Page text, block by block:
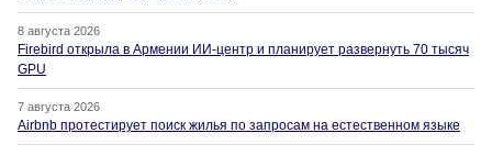
8 августа 2026
Firebird открыла в Армении ИИ-центр и планирует развернуть 70 тысяч
GPU
7 августа 2026
Airbnb протестирует поиск жилья по запросам на естественном языке